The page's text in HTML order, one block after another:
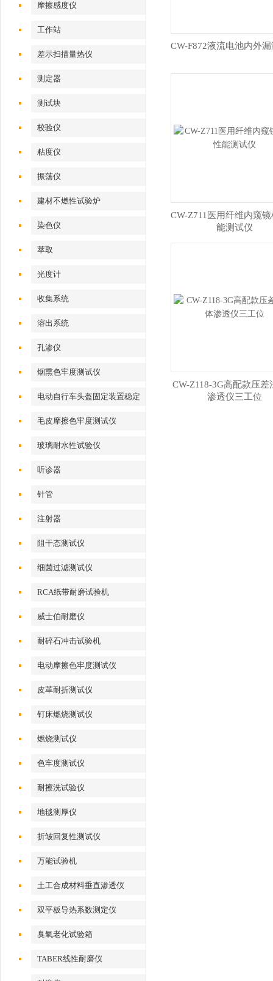
摩擦感度仪
工作站
差示扫描量热仪
测定器
测试块
校验仪
粘度仪
振荡仪
建材不燃性试验炉
染色仪
萃取
光度计
收集系统
溶出系统
孔渗仪
烟熏色牢度测试仪
电动自行车头盔固定装置稳定
性测试仪
毛皮摩擦色牢度测试仪
玻璃耐水性试验仪
听诊器
针管
注射器
阻干态测试仪
细菌过滤测试仪
RCA纸带耐磨试验机
威士伯耐磨仪
耐碎石冲击试验机
电动摩擦色牢度测试仪
皮革耐折测试仪
钉床燃烧测试仪
燃烧测试仪
色牢度测试仪
耐擦洗试验仪
地毯测厚仪
折皱回复性测试仪
万能试验机
土工合成材料垂直渗透仪
双平板导热系数测定仪
臭氧老化试验箱
TABER线性耐磨仪
CW-F872液流电池内外
CW-Z711医用纤维内窥
能测试仪
CW-Z118-3G高配款压差
渗透仪三工位